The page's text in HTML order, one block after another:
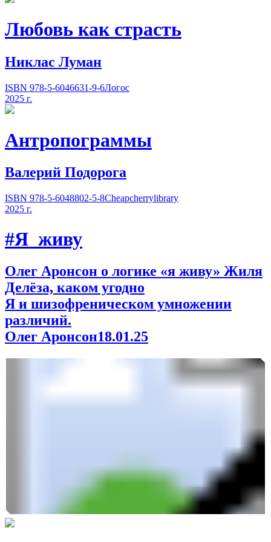
Любовь как страсть
Никлас Луман
ISBN 978-5-6046631-9-6Логос
2025 г.
Антропограммы
Валерий Подорога
ISBN 978-5-6048802-5-8Cheapcherrylibrary
2025 г.
#Я_живу
Олег Аронсон о логике «я живу» Жиля
Делёза, каком угодно
Я и шизофреническом умножении
различий.
Олег Аронсон18.01.25